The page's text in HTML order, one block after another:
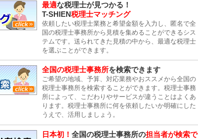
最適な税理士が見つかる！
T-SHIEN税理士マッチング
依頼したい税理士業務と希望金額を入力し、匿名で全
国の税理士事務所から見積を集めることができるシス
テムです。送られてきた見積の中から、最適な税理士
を選ぶことができます。
全国の税理士事務所を検索できます
ご希望の地域、予算、対応業務やおススメから全国の
税理士事務所を検索することができます。税理士事務
所によって、こだわりやサービスが違うことはよくあ
ります。税理士事務所に何を依頼したいか明確にした
うえで、活用しましょう。
日本初！ 全国の税理士事務所の担当者が検索で